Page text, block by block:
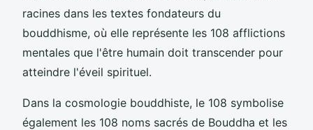
racines dans les textes fondateurs du
bouddhisme, où elle représente les 108 afflictions
mentales que l'être humain doit transcender pour
atteindre l'éveil spirituel.
Dans la cosmologie bouddhiste, le 108 symbolise
également les 108 noms sacrés de Bouddha et les